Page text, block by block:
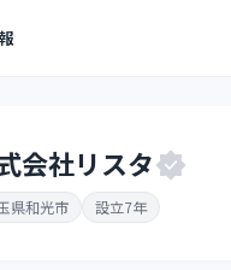
会社リスタ
県和光市 設立7年